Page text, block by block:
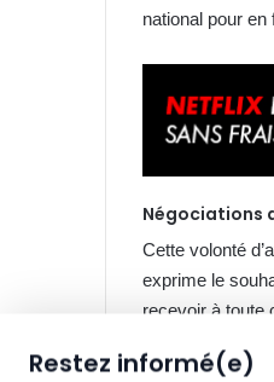
national pour en
Négociations
Cette volonté
exprime le
recevoir à toute
Le ministre
Restez informé(e)